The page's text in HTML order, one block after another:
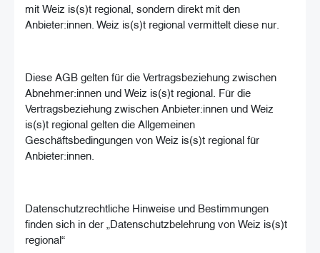
mit Weiz is(s)t regional, sondern direkt mit den
Anbieter:innen. Weiz is(s)t regional vermittelt diese nur.
Diese AGB gelten für die Vertragsbeziehung zwischen
Abnehmer:innen und Weiz is(s)t regional. Für die
Vertragsbeziehung zwischen Anbieter:innen und Weiz
is(s)t regional gelten die Allgemeinen
Geschäftsbedingungen von Weiz is(s)t regional für
Anbieter:innen.
Datenschutzrechtliche Hinweise und Bestimmungen
finden sich in der „Datenschutzbelehrung von Weiz is(s)t
regional“